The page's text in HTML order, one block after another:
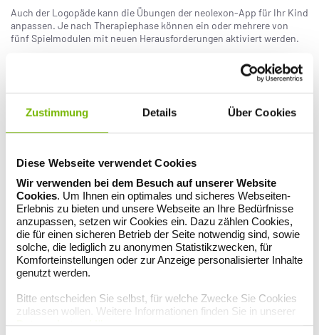
Zustimmung Details Über Cookies
Diese Webseite verwendet Cookies
Wir verwenden bei dem Besuch auf unserer Website
Cookies. Um Ihnen ein optimales und sicheres Webseiten-
Erlebnis zu bieten und unsere Webseite an Ihre Bedürfnisse
anzupassen, setzen wir Cookies ein. Dazu zählen Cookies,
die für einen sicheren Betrieb der Seite notwendig sind, sowie
solche, die lediglich zu anonymen Statistikzwecken, für
Komforteinstellungen oder zur Anzeige personalisierter Inhalte
genutzt werden.
Bitte entscheiden Sie selbst, für welche Zwecke Sie Cookies
zulassen wollen. Weitere Informationen finden Sie in unserer
Datenschutzerklärung.
Auch der Logopäde kann die Übungen der neolexon-App für Ihr Kind
anpassen. Je nach Therapiephase können ein oder mehrere von
fünf Spielmodulen mit neuen Herausforderungen aktiviert werden.
Sie müssen die Cookies für Präferenzen aktivieren, damit der
COOKIE-EINSTELLUNGEN ÖFFNEN
Sie haben eine Frage - wir sind für Sie
Am kostenlosen Servicetelefon
0800 0 255 255und schnell über dieBKK GS-App.
Downloads
Weiterführende Links